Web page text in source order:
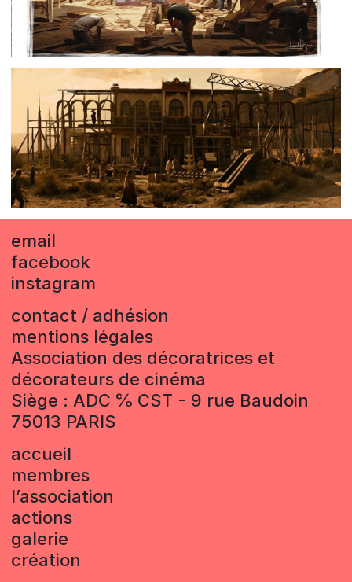
email
facebook
instagram
contact / adhésion
mentions légales
Association des décoratrices et
décorateurs de cinéma
Siège : ADC ℅ CST - 9 rue Baudoin
75013 PARIS
accueil
membres
l’association
actions
galerie
création